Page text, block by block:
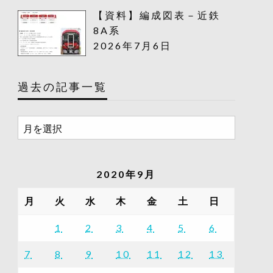
【資料】編成図表－近鉄
8A系
2026年7月6日
過去の記事一覧
過
去
一
2020年9月
月 火 水 木 金 土 日
1 2 3 4 5 6
7 8 9 10 11 12 13